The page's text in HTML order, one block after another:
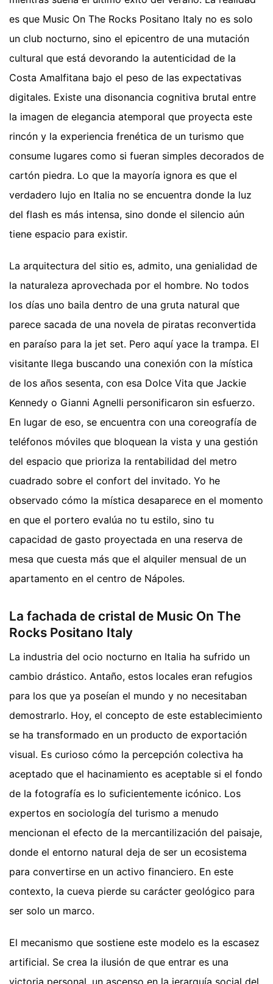
es que Music On The Rocks Positano Italy no es solo
un club nocturno, sino el epicentro de una mutación
cultural que está devorando la autenticidad de la
Costa Amalfitana bajo el peso de las expectativas
digitales. Existe una disonancia cognitiva brutal entre
la imagen de elegancia atemporal que proyecta este
rincón y la experiencia frenética de un turismo que
consume lugares como si fueran simples decorados de
cartón piedra. Lo que la mayoría ignora es que el
verdadero lujo en Italia no se encuentra donde la luz
del flash es más intensa, sino donde el silencio aún
tiene espacio para existir.
La arquitectura del sitio es, admito, una genialidad de
la naturaleza aprovechada por el hombre. No todos
los días uno baila dentro de una gruta natural que
parece sacada de una novela de piratas reconvertida
en paraíso para la jet set. Pero aquí yace la trampa. El
visitante llega buscando una conexión con la mística
de los años sesenta, con esa Dolce Vita que Jackie
Kennedy o Gianni Agnelli personificaron sin esfuerzo.
En lugar de eso, se encuentra con una coreografía de
teléfonos móviles que bloquean la vista y una gestión
del espacio que prioriza la rentabilidad del metro
cuadrado sobre el confort del invitado. Yo he
observado cómo la mística desaparece en el momento
en que el portero evalúa no tu estilo, sino tu
capacidad de gasto proyectada en una reserva de
mesa que cuesta más que el alquiler mensual de un
apartamento en el centro de Nápoles.
La fachada de cristal de Music On The
Rocks Positano Italy
La industria del ocio nocturno en Italia ha sufrido un
cambio drástico. Antaño, estos locales eran refugios
para los que ya poseían el mundo y no necesitaban
demostrarlo. Hoy, el concepto de este establecimiento
se ha transformado en un producto de exportación
visual. Es curioso cómo la percepción colectiva ha
aceptado que el hacinamiento es aceptable si el fondo
de la fotografía es lo suficientemente icónico. Los
expertos en sociología del turismo a menudo
mencionan el efecto de la mercantilización del paisaje,
donde el entorno natural deja de ser un ecosistema
para convertirse en un activo financiero. En este
contexto, la cueva pierde su carácter geológico para
ser solo un marco.
El mecanismo que sostiene este modelo es la escasez
artificial. Se crea la ilusión de que entrar es una